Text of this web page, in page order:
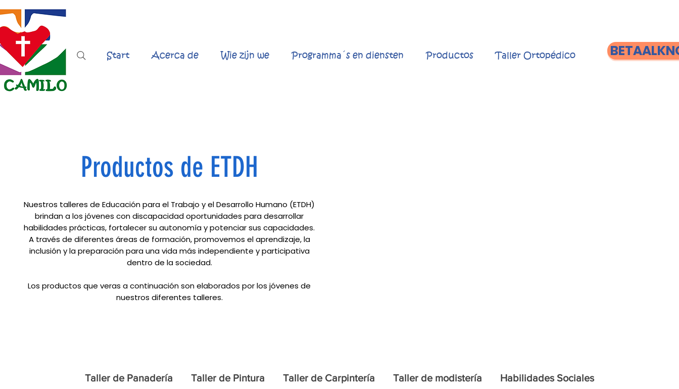
Start Acerca de Wie zijn we Programma´s en diensten Productos Taller Ortopédico
Productos de ETDH
Nuestros talleres de Educación para el Trabajo y el Desarrollo Humano (ETDH)
brindan a los jóvenes con discapacidad oportunidades para desarrollar
habilidades prácticas, fortalecer su autonomía y potenciar sus capacidades.
A través de diferentes áreas de formación, promovemos el aprendizaje, la
inclusión y la preparación para una vida más independiente y participativa
dentro de la sociedad.
Los productos que veras a continuación son elaborados por los jóvenes de
nuestros diferentes talleres.
Taller de Panadería Taller de Pintura Taller de Carpintería Taller de modistería Habilidades Sociales